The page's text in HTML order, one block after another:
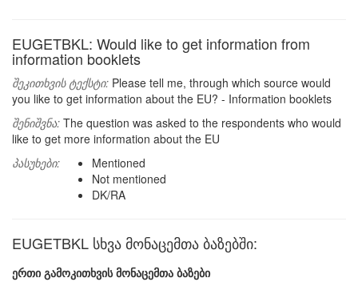
EUGETBKL: Would like to get information from
information booklets
შეკითხვის ტექსტი: Please tell me, through which source would
you like to get information about the EU? - Information booklets
შენიშვნა: The question was asked to the respondents who would
like to get more information about the EU
პასუხები:
Mentioned
Not mentioned
DK/RA
EUGETBKL სხვა მონაცემთა ბაზებში:
ერთი გამოკითხვის მონაცემთა ბაზები